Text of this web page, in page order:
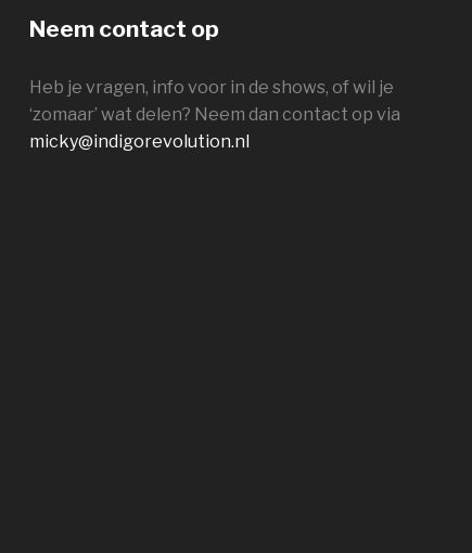
Neem contact op
Heb je vragen, info voor in de shows, of wil je
‘zomaar’ wat delen? Neem dan contact op via
micky@indigorevolution.nl